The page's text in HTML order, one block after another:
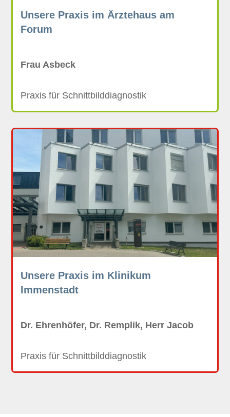
Unsere Praxis im Ärztehaus am
Forum
Frau Asbeck
Praxis für Schnittbilddiagnostik
Unsere Praxis im Klinikum
Immenstadt
Dr. Ehrenhöfer, Dr. Remplik, Herr Jacob
Praxis für Schnittbilddiagnostik